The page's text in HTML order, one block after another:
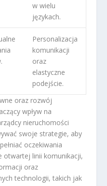
w wielu
językach.
Personalizacja
komunikacji
oraz
elastyczne
podejście.
oraz rozwój
wpływ na
nieruchomości
swoje strategie, aby
oczekiwania
otwartej linii komunikacji,
oraz
technologii, takich jak